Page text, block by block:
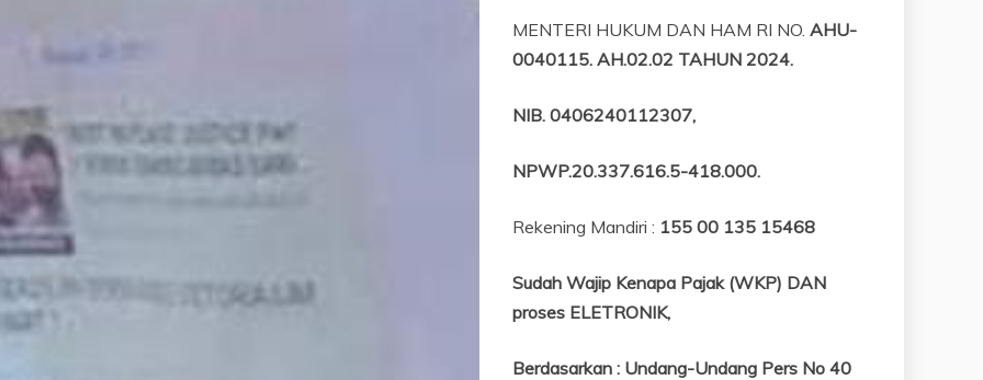
MENTERI HUKUM DAN HAM RI NO. AHU-
0040115. AH.02.02 TAHUN 2024.
NIB. 0406240112307,
NPWP.20.337.616.5-418.000.
Rekening Mandiri : 155 00 135 15468
Sudah Wajip Kenapa Pajak (WKP) DAN
proses ELETRONIK,
Berdasarkan : Undang-Undang Pers No 40